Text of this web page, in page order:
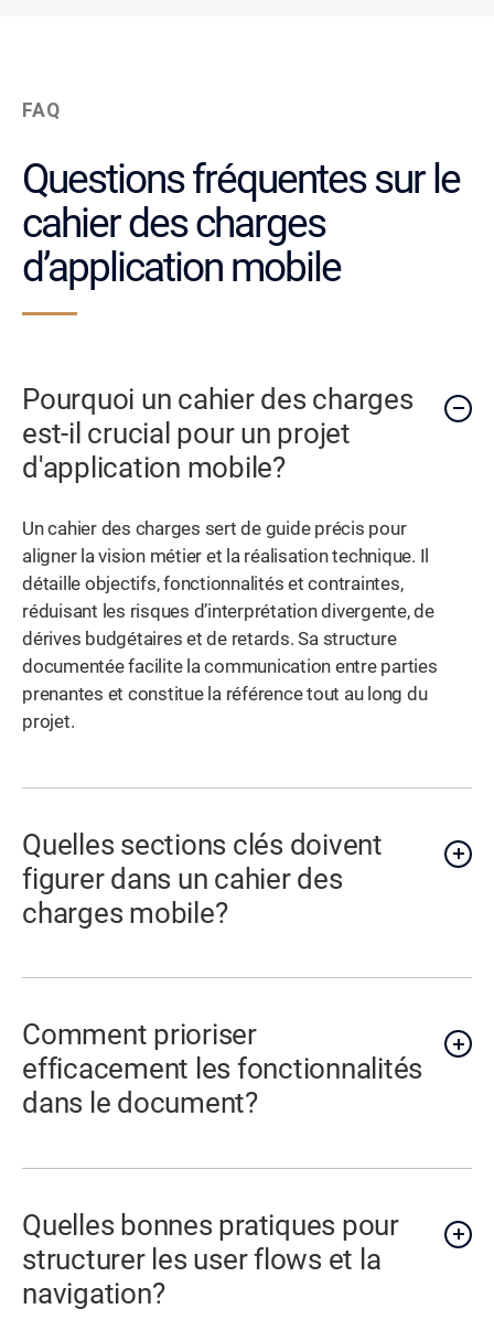
FAQ
Questions fréquentes sur le
cahier des charges
d’application mobile
Pourquoi un cahier des charges
est-il crucial pour un projet
d'application mobile?
Un cahier des charges sert de guide précis pour
aligner la vision métier et la réalisation technique. Il
détaille objectifs, fonctionnalités et contraintes,
réduisant les risques d’interprétation divergente, de
dérives budgétaires et de retards. Sa structure
documentée facilite la communication entre parties
prenantes et constitue la référence tout au long du
projet.
Quelles sections clés doivent
figurer dans un cahier des
charges mobile?
Comment prioriser
efficacement les fonctionnalités
dans le document?
Quelles bonnes pratiques pour
structurer les user flows et la
navigation?